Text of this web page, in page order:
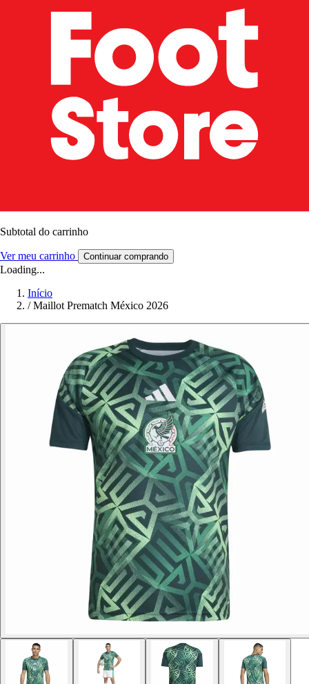
Subtotal do carrinho
Ver meu carrinho Continuar comprando
Loading...
Início
/ Maillot Prematch México 2026